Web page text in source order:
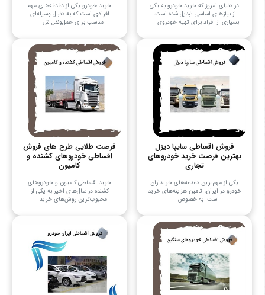
در دنیای امروز که خرید خودرو به یکی
از نیازهای اساسی تبدیل شده است،
بسیاری از افراد برای تهیه خودروی ...
خرید خودرو یکی از دغدغه‌های مهم
افرادی است که به دنبال وسیله‌ای
مناسب برای حمل‌ونقل ش ...
فروش اقساطی سایپا دیزل
بهترین فرصت خرید خودروهای
تجاری
یکی از مهم‌ترین دغدغه‌های خریداران
خودرو در ایران، تامین هزینه‌های خرید
است. به خصوص ...
فرصت طلایی طرح های فروش
اقساطی خودروهای کشنده و
کامیون
خرید اقساطی کامیون و خودروهای
کشنده در سال‌های اخیر به یکی از
محبوب‌ترین روش‌های خرید ...